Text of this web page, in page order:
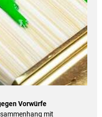
Vorwürfe
mit